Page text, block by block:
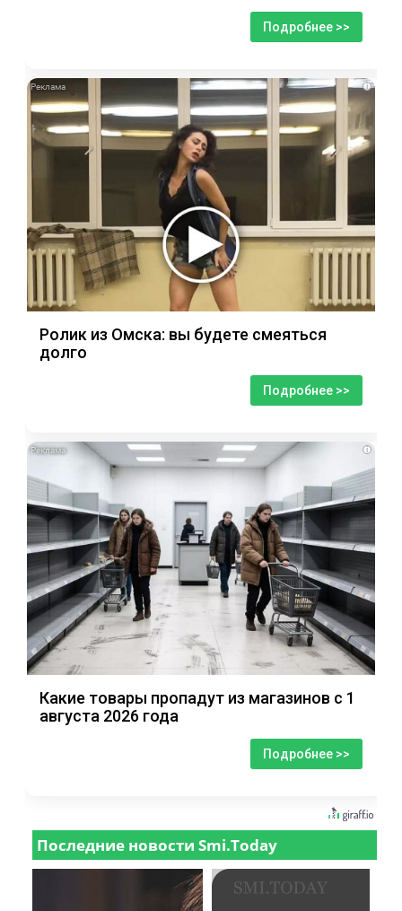
Подробнее >>
i
Ролик из Омска: вы будете смеяться
долго
Подробнее >>
i
Какие товары пропадут из магазинов с 1
августа 2026 года
Подробнее >>